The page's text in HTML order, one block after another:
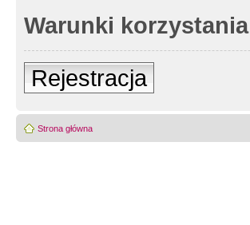
Warunki korzystania
Rejestracja
Strona główna